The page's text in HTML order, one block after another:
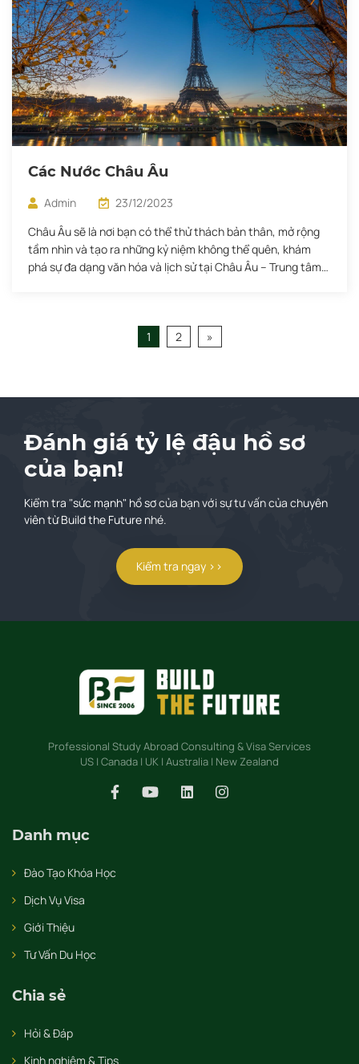
Các Nước Châu Âu
Admin
23/12/2023
Châu Âu sẽ là nơi bạn có thể thử thách bản thân, mở rộng
tầm nhìn và tạo ra những kỷ niệm không thể quên, khám
phá sự đa dạng văn hóa và lịch sử tại Châu Âu – Trung tâm
1 2 »
Đánh giá tỷ lệ đậu hồ sơ
của bạn!
Kiểm tra "sức mạnh" hồ sơ của bạn với sự tư vấn của chuyên
viên từ Build the Future nhé.
Kiểm tra ngay >>
Professional Study Abroad Consulting & Visa Services
US | Canada | UK | Australia | New Zealand
Danh mục
Đào Tạo Khóa Học
Dịch Vụ Visa
Giới Thiệu
Tư Vấn Du Học
Chia sẻ
Hỏi & Đáp
Kinh nghiệm & Tips